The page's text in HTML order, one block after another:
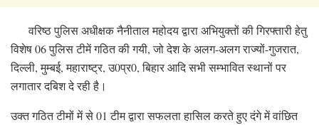
वरिष्ठ पुलिस अधीक्षक नैनीताल महोदय द्वारा अभियुक्तों की गिरफ्तारी हेतु
विशेष 06 पुलिस टीमें गठित की गयी, जो देश के अलग-अलग राज्यों-गुजरात,
दिल्ली, मुम्बई, महाराष्ट्र, उ0प्र0, बिहार आदि सभी सम्भावित स्थानों पर
लगातार दबिश दे रही है।
उक्त गठित टीमों में से 01 टीम द्वारा सफलता हासिल करते हुए दंगे में वांछित